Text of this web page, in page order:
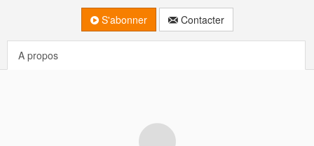
S'abonner Contacter
A propos